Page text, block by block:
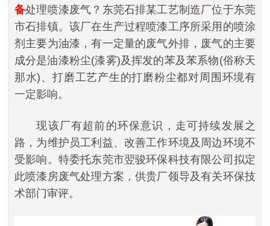
备处理喷漆废气？东莞石排某工艺制造厂位于东莞
市石排镇。该厂在生产过程喷漆工序所采用的喷涂
剂主要为油漆，有一定量的废气外排，废气的主要
成分是油漆粉尘(漆雾)及挥发的苯及苯系物(俗称天
那水)、打磨工艺产生的打磨粉尘都对周围环境有
一定影响。
现该厂有超前的环保意识，走可持续发展之
路，为维护员工利益、改善工作环境及周边环境不
受影响。特委托东莞市翌骏环保科技有限公司拟定
此喷漆房废气处理方案，供贵厂领导及有关环保技
术部门审评。